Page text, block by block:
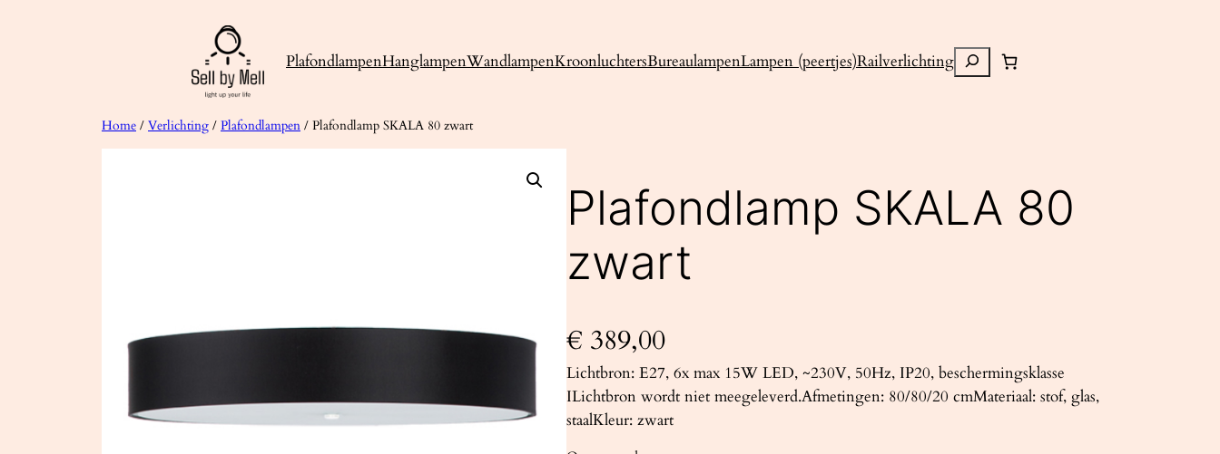
PlafondlampenHanglampenWandlampenKroonluchtersBureaulampenLampen (peertjes)RailverlichtingZoeken
Home / Verlichting / Plafondlampen / Plafondlamp SKALA 80 zwart
Plafondlamp SKALA 80
zwart
€ 389,00
Lichtbron: E27, 6x max 15W LED, ~230V, 50Hz, IP20, beschermingsklasse
ILichtbron wordt niet meegeleverd.Afmetingen: 80/80/20 cmMateriaal: stof, glas,
staalKleur: zwart